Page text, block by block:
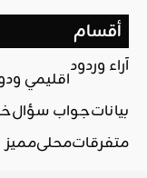
أقسام
آراء وردود
اقليمي
بياناتجواب سؤال
متفرقاتمحليمميز